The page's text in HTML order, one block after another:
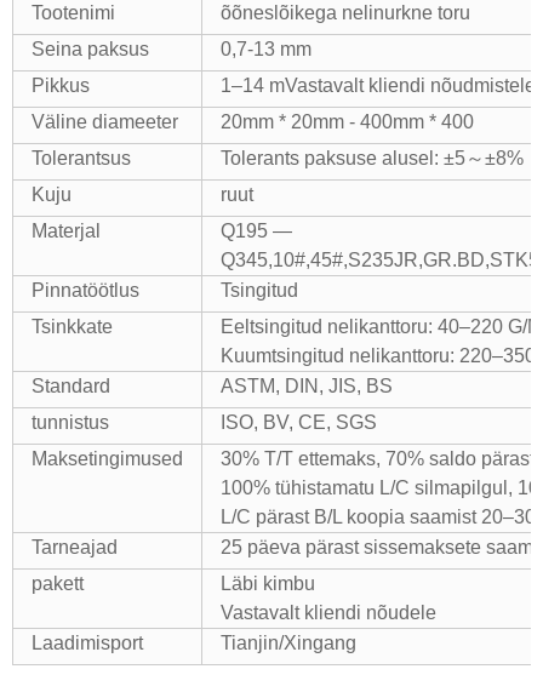
Tootenimi
õõneslõikega nelinurkne toru
Seina paksus
0,7-13 mm
Pikkus
1–14 mVastavalt kliendi
Väline diameeter
20mm * 20mm - 400mm * 400
Tolerantsus
Tolerants paksuse alusel: ±5～±8%
Kuju
ruut
Materjal
Q195 —
Pinnatöötlus
Tsingitud
Tsinkkate
Eeltsingitud nelikanttoru: 40–220 G/
Kuumtsingitud nelikanttoru: 220–350
Standard
ASTM, DIN, JIS, BS
tunnistus
ISO, BV, CE, SGS
Maksetingimused
30% T/T ettemaks, 70% saldo pärast
100% tühistamatu L/C silmapilgul,
L/C pärast B/L koopia saamist 20–30
Tarneajad
25 päeva pärast sissemaksete
pakett
Läbi kimbu
Vastavalt kliendi nõudele
Laadimisport
Tianjin/Xingang